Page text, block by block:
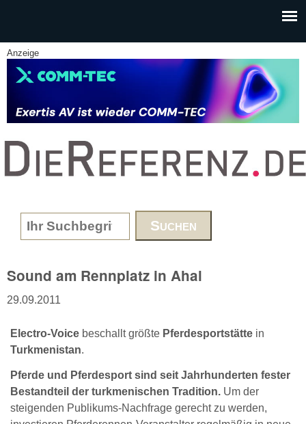
Anzeige
www.DieReferenz.de
Search form
Sound am Rennplatz in Ahal
29.09.2011
Electro-Voice beschallt größte Pferdesportstätte in
Turkmenistan.
Pferde und Pferdesport sind seit Jahrhunderten fester
Bestandteil der turkmenischen Tradition. Um der
steigenden Publikums-Nachfrage gerecht zu werden,